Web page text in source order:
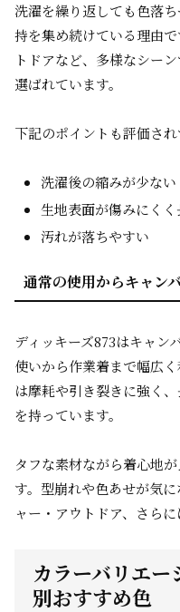
洗濯を繰り返しても色落
持を集め続けている理由
トドアなど、多様なシー
選ばれています。
下記のポイントも評価され
洗濯後の縮みが少ない
生地表面が傷みにくく
汚れが落ちやすい
通常の使用からキャン
ディッキーズ873はキャン
使いから作業着まで幅広
は摩耗や引き裂きに強く
を持っています。
タフな素材ながら着心地
す。型崩れや色あせが気
ャー・アウトドア、さら
カラーバリエ
別おすすめ色